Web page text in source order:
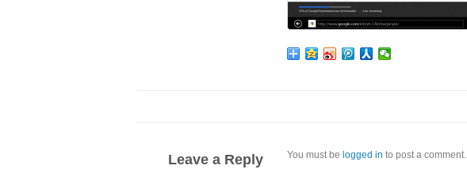
Leave a Reply You must be logged in to post a comment.